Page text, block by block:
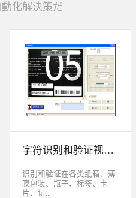
求制定系统手动调节平台
化解決策だ
字符识别和验证视觉检测系统
识别和验证在各类纸箱、薄
膜包装、瓶子、标签、卡
片、证...